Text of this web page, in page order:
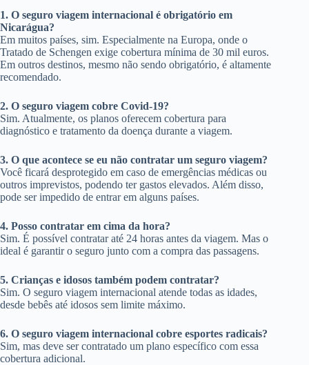
1. O seguro viagem internacional é obrigatório em
Nicarágua?
Em muitos países, sim. Especialmente na Europa, onde o
Tratado de Schengen exige cobertura mínima de 30 mil euros.
Em outros destinos, mesmo não sendo obrigatório, é altamente
recomendado.
2. O seguro viagem cobre Covid-19?
Sim. Atualmente, os planos oferecem cobertura para
diagnóstico e tratamento da doença durante a viagem.
3. O que acontece se eu não contratar um seguro viagem?
Você ficará desprotegido em caso de emergências médicas ou
outros imprevistos, podendo ter gastos elevados. Além disso,
pode ser impedido de entrar em alguns países.
4. Posso contratar em cima da hora?
Sim. É possível contratar até 24 horas antes da viagem. Mas o
ideal é garantir o seguro junto com a compra das passagens.
5. Crianças e idosos também podem contratar?
Sim. O seguro viagem internacional atende todas as idades,
desde bebês até idosos sem limite máximo.
6. O seguro viagem internacional cobre esportes radicais?
Sim, mas deve ser contratado um plano específico com essa
cobertura adicional.